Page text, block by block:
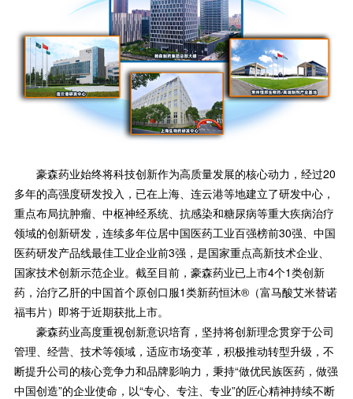
豪森药业始终将科技创新作为高质量发展的核心动力，经过20
多年的高强度研发投入，已在上海、连云港等地建立了研发中心，
重点布局抗肿瘤、中枢神经系统、抗感染和糖尿病等重大疾病治疗
领域的创新研发，连续多年位居中国医药工业百强榜前30强、中国
医药研发产品线最佳工业企业前3强，是国家重点高新技术企业、
国家技术创新示范企业。截至目前，豪森药业已上市4个1类创新
药，治疗乙肝的中国首个原创口服1类新药恒沐®（富马酸艾米替诺
福韦片）即将于近期获批上市。
豪森药业高度重视创新意识培育，坚持将创新理念贯穿于公司
管理、经营、技术等领域，适应市场变革，积极推动转型升级，不
断提升公司的核心竞争力和品牌影响力，秉持“做优民族医药，做强
中国创造”的企业使命，以“专心、专注、专业”的匠心精神持续不断